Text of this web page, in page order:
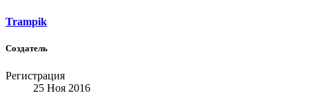
Trampik
Создатель
Регистрация
25 Ноя 2016